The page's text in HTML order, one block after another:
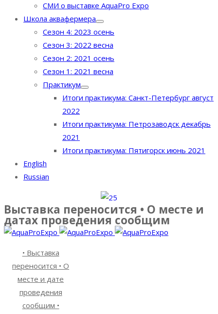
СМИ о выставке AquaPro Expo
Школа аквафермера
Сезон 4: 2023 осень
Сезон 3: 2022 весна
Сезон 2: 2021 осень
Сезон 1: 2021 весна
Практикум
Итоги практикума: Санкт-Петербург август
2022
Итоги практикума: Петрозаводск декабрь
2021
Итоги практикума: Пятигорск июнь 2021
English
Russian
Выставка переносится • О месте и
датах проведения сообщим
• Выставка
переносится • О
месте и дате
проведения
сообщим •